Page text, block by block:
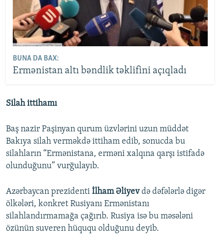
BUNA DA BAX:
Ermənistan altı bəndlik təklifini açıqladı
Silah ittihamı
Baş nazir Paşinyan qurum üzvlərini uzun müddət
Bakıya silah verməkdə ittiham edib, sonucda bu
silahların “Ermənistana, erməni xalqına qarşı istifadə
olunduğunu” vurğulayıb.
Azərbaycan prezidenti İlham Əliyevdə dəfələrlə digər
ölkələri, konkret Rusiyanı Ermənistanı
silahlandırmamağa çağırıb. Rusiya isə bu məsələni
özünün suveren hüququ olduğunu deyib.